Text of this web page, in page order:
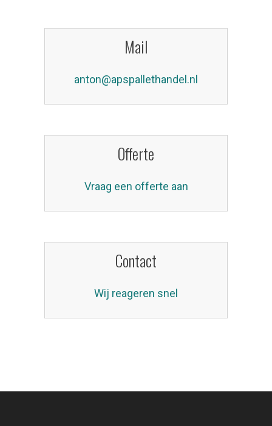
Mail
anton@apspallethandel.nl
Offerte
Vraag een offerte aan
Contact
Wij reageren snel